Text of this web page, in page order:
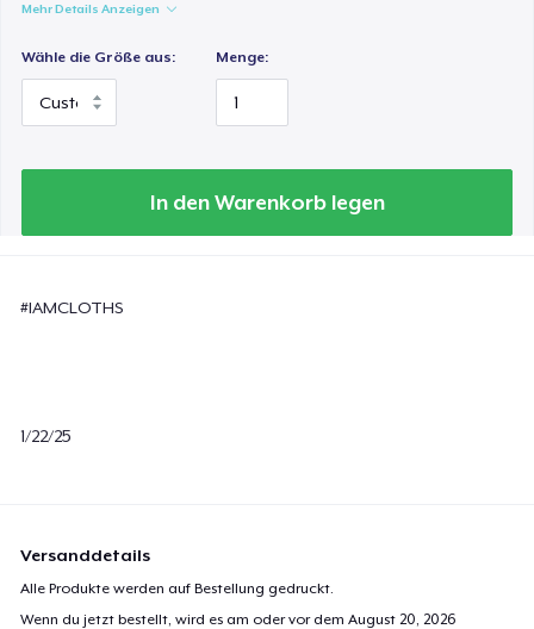
Mehr Details Anzeigen
Wähle die Größe aus: Menge:
In den Warenkorb legen
#IAMCLOTHS
1/22/25
Versanddetails
Alle Produkte werden auf Bestellung gedruckt.
Wenn du jetzt bestellt, wird es am oder vor demAugust 20, 2026